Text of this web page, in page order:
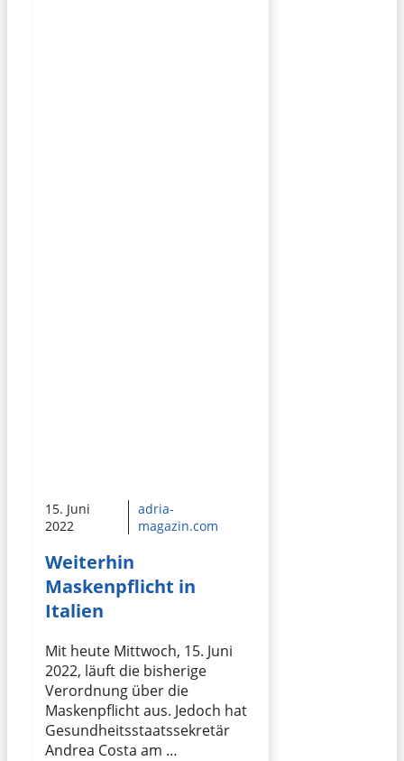
15. Juni
2022
adria-
magazin.com
Weiterhin
Maskenpflicht in
Italien
Mit heute Mittwoch, 15. Juni
2022, läuft die bisherige
Verordnung über die
Maskenpflicht aus. Jedoch hat
Gesundheitsstaatssekretär
Andrea Costa am …